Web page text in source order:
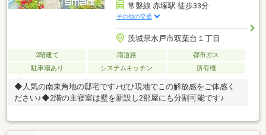
常磐線 赤塚駅 徒歩33分
その他の交通
茨城県水戸市双葉台１丁目
2階建て 南道路
都市ガス
駐車場あり
システムキッチン 所有権
◆人気の南東角地の邸宅です♪ぜひ現地でこの解放感をご体感く
ださい♪◆2階の主寝室は壁を新設し2部屋にも分割可能です♪